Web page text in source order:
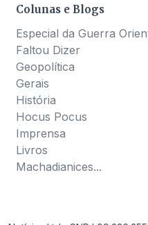
Colunas e Blogs
Especial da Guerra
Faltou Dizer
Geopolítica
Gerais
História
Hocus Pocus
Imprensa
Livros
Machadianices...